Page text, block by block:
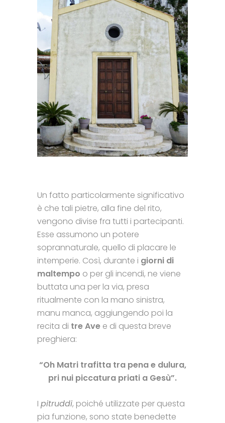
Un fatto particolarmente significativo
è che tali pietre, alla fine del rito,
vengono divise fra tutti i partecipanti.
Esse assumono un potere
soprannaturale, quello di placare le
intemperie. Così, durante i giorni di
maltempo o per gli incendi, ne viene
buttata una per la via, presa
ritualmente con la mano sinistra,
manu manca, aggiungendo poi la
recita di tre Ave e di questa breve
preghiera:
“Oh Matri trafitta tra pena e dulura,
pri nui piccatura priati a Gesù”.
I pitruddi, poiché utilizzate per questa
pia funzione, sono state benedette